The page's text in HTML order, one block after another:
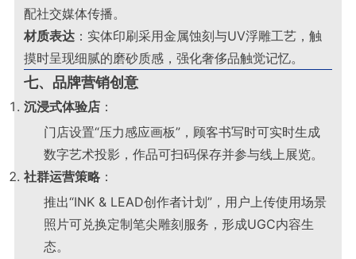
配社交媒体传播。
材质表达 ：实体印刷采用金属蚀刻与UV浮雕工艺，触
摸时呈现细腻的磨砂质感，强化奢侈品触觉记忆。
七、品牌营销创意
沉浸式体验店 ：
门店设置“压力感应画板”，顾客书写时可实时生成
数字艺术投影，作品可扫码保存并参与线上展览。
社群运营策略 ：
推出“INK & LEAD创作者计划”，用户上传使用场景
照片可兑换定制笔尖雕刻服务，形成UGC内容生
态。